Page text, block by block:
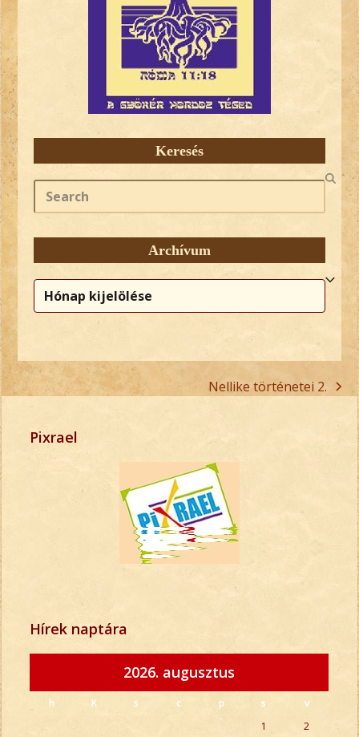
Keresés
Search
Archívum
Archívum
next
Nellike történetei 2.
Pixrael
Hírek naptára
2026. augusztus
h K s c p s
v
1
2